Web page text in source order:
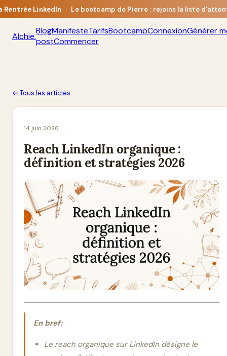
Rentrée LinkedIn · Le bootcamp de Pierre : rejoins la liste
Alchie.BlogManifesteTarifsBootcampConnexionGénérer
postCommencer
← Tous les articles
14 juin 2026
Reach LinkedIn organique :
définition et stratégies 2026
En bref:
Le reach organique sur LinkedIn désigne le